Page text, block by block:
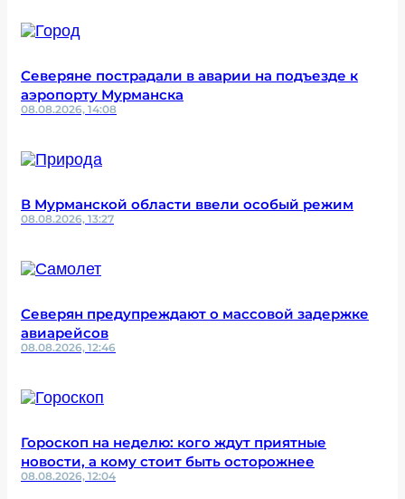
Северяне пострадали в аварии на подъезде к
аэропорту Мурманска
08.08.2026, 14:08
В Мурманской области ввели особый режим
08.08.2026, 13:27
Северян предупреждают о массовой задержке
авиарейсов
08.08.2026, 12:46
Гороскоп на неделю: кого ждут приятные
новости, а кому стоит быть осторожнее
08.08.2026, 12:04